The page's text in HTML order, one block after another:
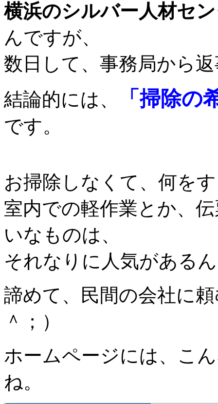
横浜のシルバー人材セ
んですが、
数日して、事務局から
結論的には、
「掃除の
です。
お掃除しなくて、何を
室内での軽作業とか、
いなものは、
それなりに人気がある
諦めて、民間の会社に
＾；）
ホームページには、こ
ね。